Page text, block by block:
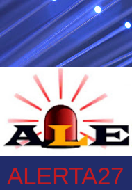
ALERTA27